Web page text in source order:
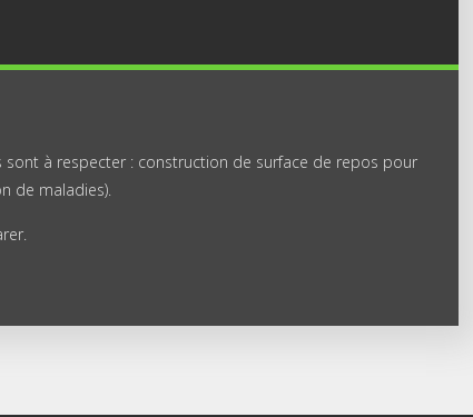
à respecter : construction de surface de repos pour
de maladies).